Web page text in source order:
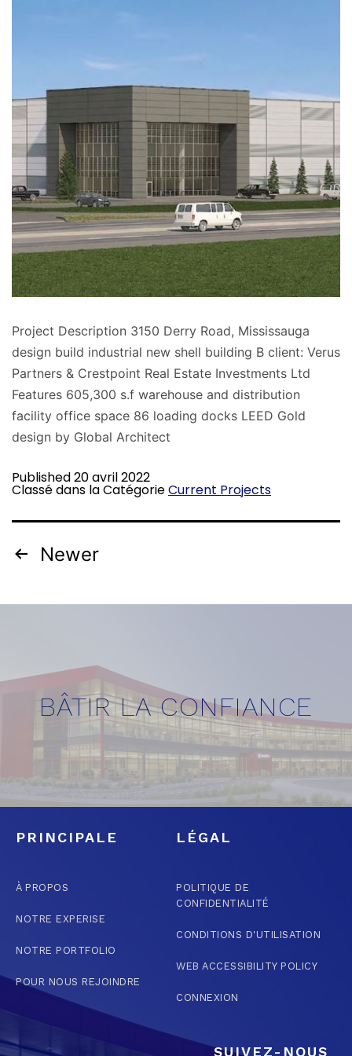
Project Description 3150 Derry Road, Mississauga
design build industrial new shell building B client: Verus
Partners & Crestpoint Real Estate Investments Ltd
Features 605,300 s.f warehouse and distribution
facility office space 86 loading docks LEED Gold
design by Global Architect
Published20 avril 2022
Classé dans la CatégorieCurrent Projects
Newer
BÂTIR LA CONFIANCE
PRINCIPALE
À PROPOS
NOTRE EXPERISE
NOTRE PORTFOLIO
POUR NOUS REJOINDRE
LÉGAL
POLITIQUE DE
CONFIDENTIALITÉ
CONDITIONS D'UTILISATION
WEB ACCESSIBILITY POLICY
CONNEXION
SUIVEZ-NOUS